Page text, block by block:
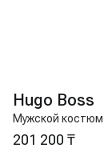
Hugo Boss
Мужской костюм
201 200 ₸